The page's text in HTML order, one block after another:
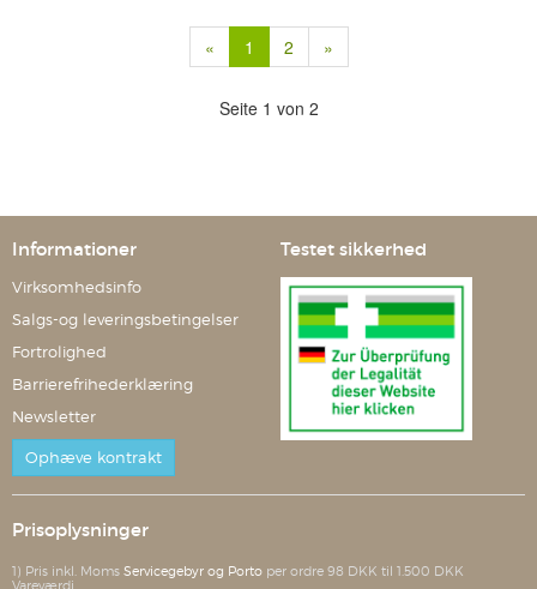
« 1 (current)
2 »
Seite 1 von 2
Informationer
Virksomhedsinfo
Salgs-og leveringsbetingelser
Fortrolighed
Barrierefrihederklæring
Newsletter
Ophæve kontrakt
Testet sikkerhed
Prisoplysninger
1) Pris inkl. Moms Servicegebyr og Porto per ordre 98 DKK til 1.500 DKK
Vareværdi.